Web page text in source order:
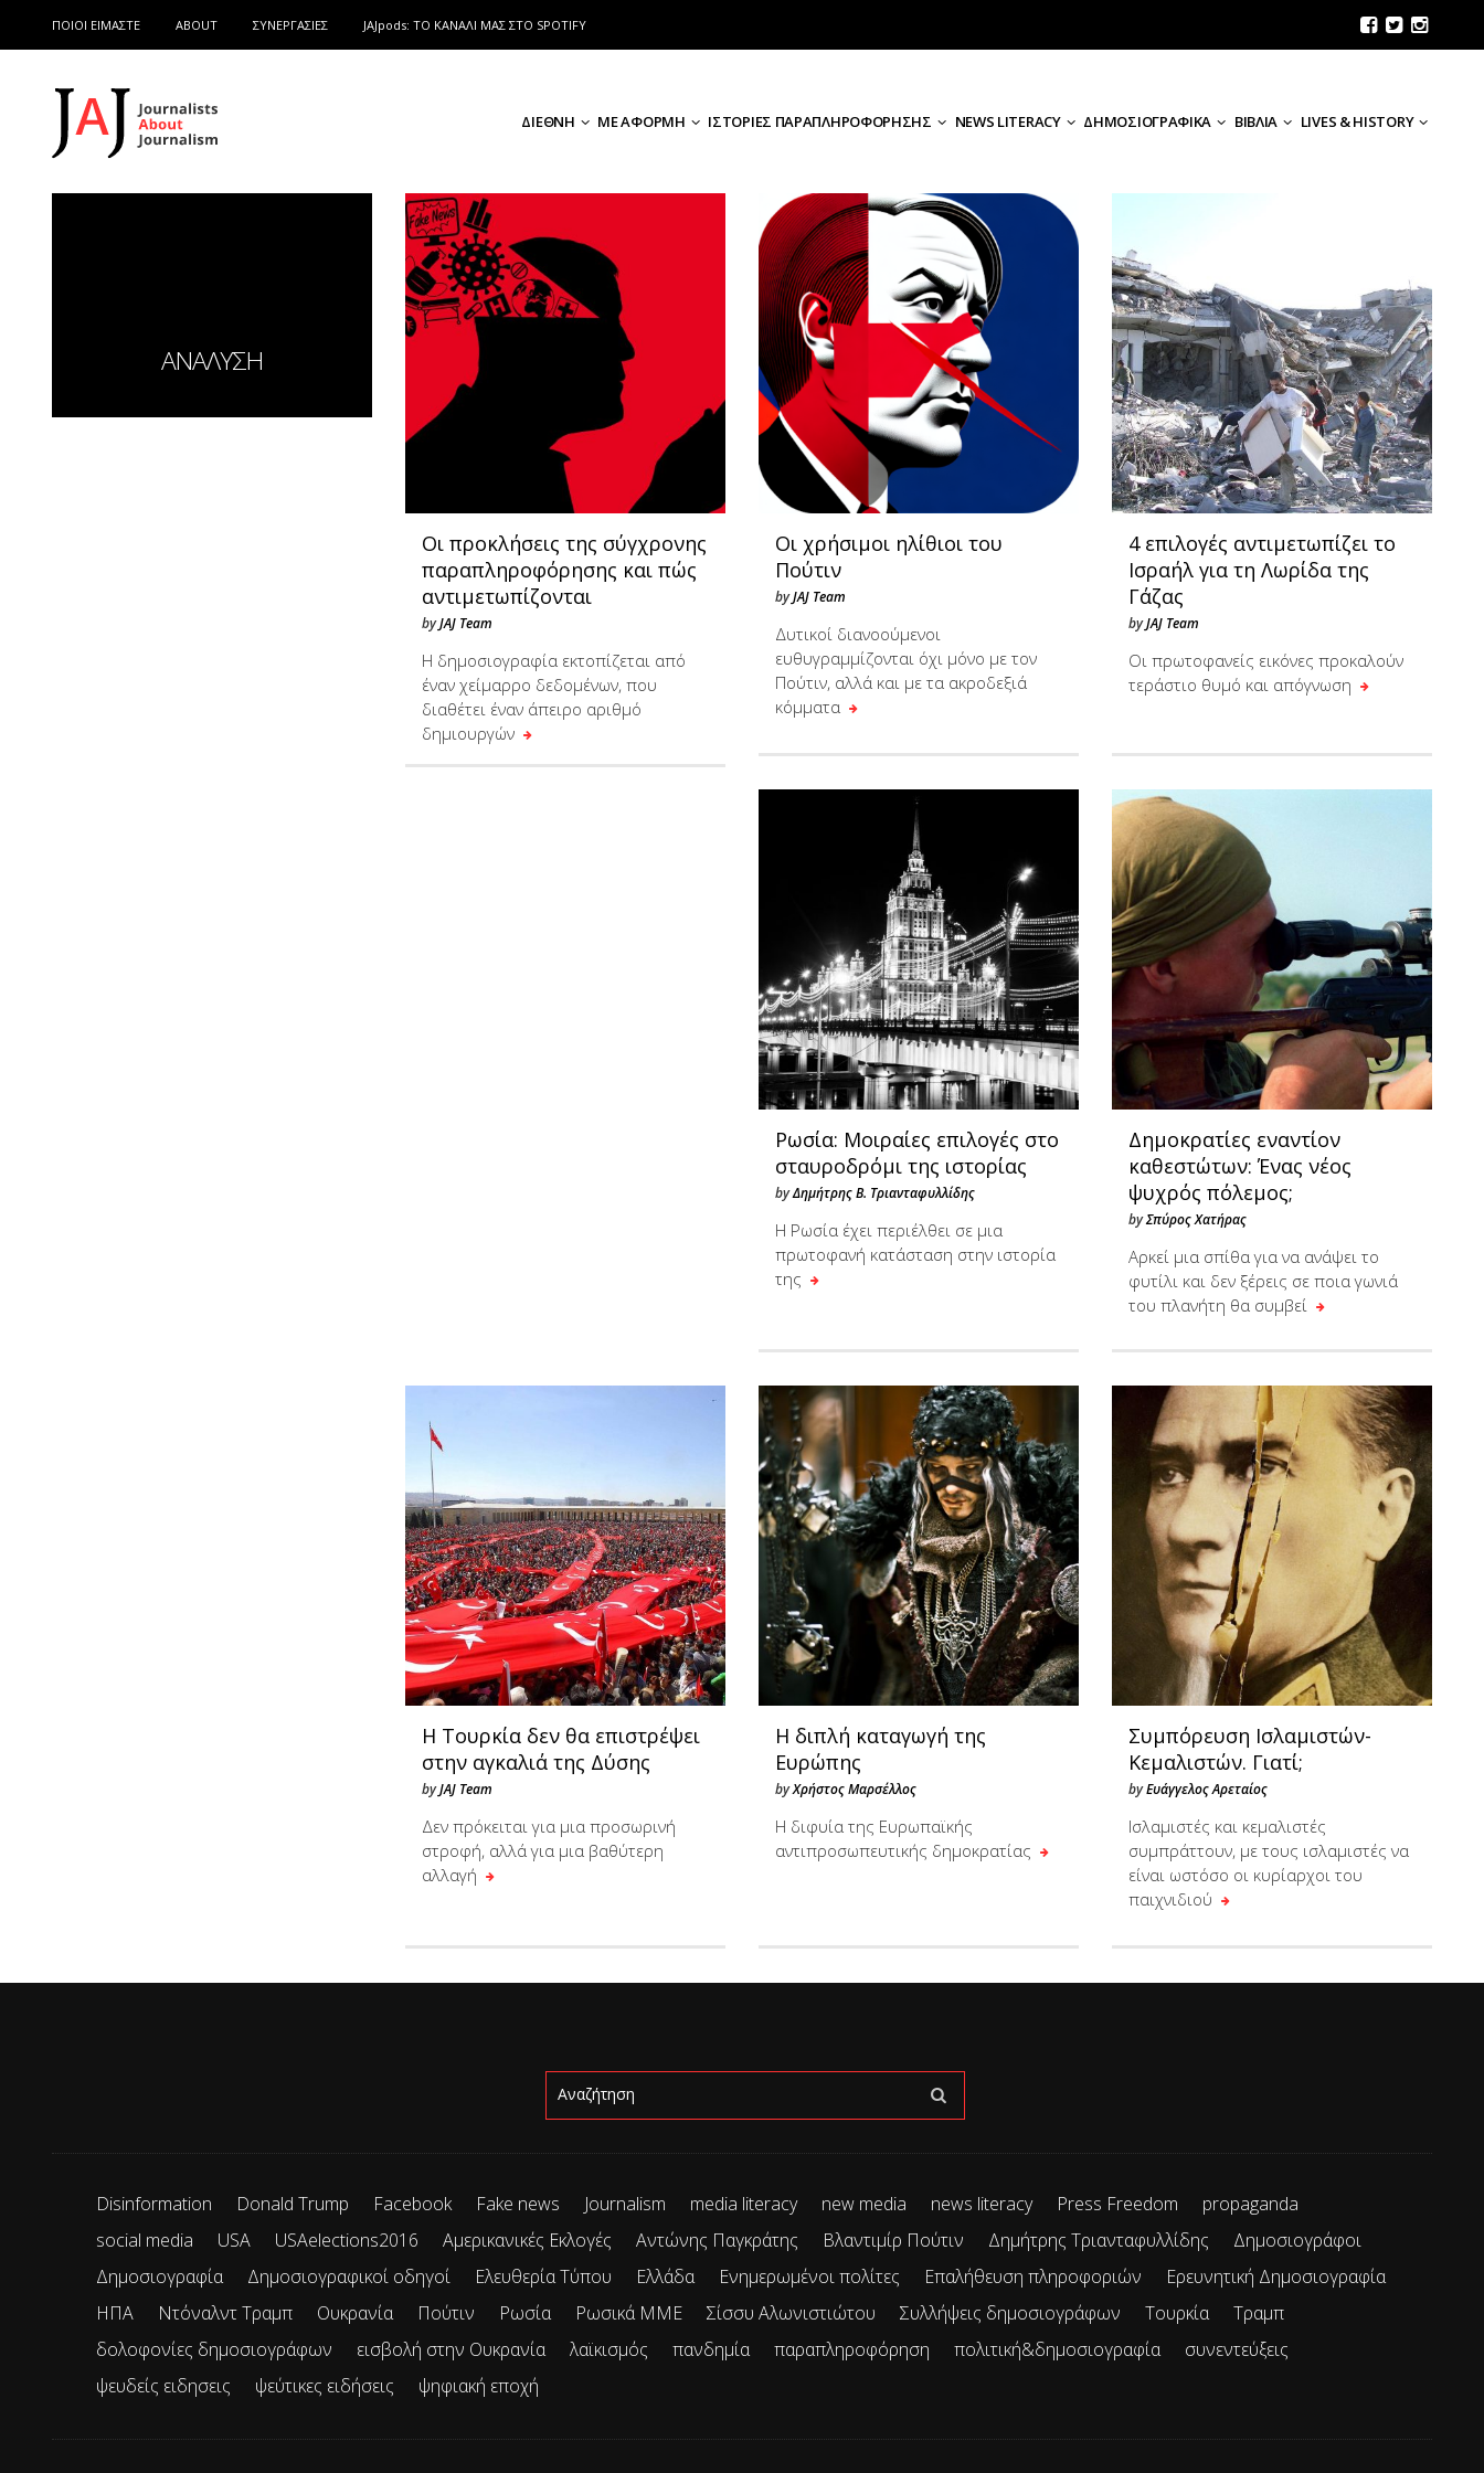
ΠΟΙΟΙ ΕΙΜΑΣΤΕ ABOUT ΣΥΝΕΡΓΑΣΙΕΣ JAJpods: TO ΚΑΝΑΛΙ ΜΑΣ ΣΤΟ SPOTIFY
ΔΙΕΘΝΗ ΜΕ ΑΦΟΡΜΗ ΙΣΤΟΡΙΕΣ ΠΑΡΑΠΛΗΡΟΦΟΡΗΣΗΣ NEWS LITERACY ΔΗΜΟΣΙΟΓΡΑΦΙΚΑ ΒΙΒΛΙΑ LIVES & HISTORY
ΑΝΑΛΥΣΗ
Οι προκλήσεις της σύγχρονης
παραπληροφόρησης και πώς
αντιμετωπίζονται
byJAJ Team
Η δημοσιογραφία εκτοπίζεται από
έναν χείμαρρο δεδομένων, που
διαθέτει έναν άπειρο αριθμό
δημιουργών
Οι χρήσιμοι ηλίθιοι του
Πούτιν
byJAJ Team
Δυτικοί διανοούμενοι
ευθυγραμμίζονται όχι μόνο με τον
Πούτιν, αλλά και με τα ακροδεξιά
κόμματα
4 επιλογές αντιμετωπίζει το
Ισραήλ για τη Λωρίδα της
Γάζας
byJAJ Team
Οι πρωτοφανείς εικόνες προκαλούν
τεράστιο θυμό και απόγνωση
Ρωσία: Μοιραίες επιλογές στο
σταυροδρόμι της ιστορίας
byΔημήτρης Β. Τριανταφυλλίδης
H Ρωσία έχει περιέλθει σε μια
πρωτοφανή κατάσταση στην ιστορία
της
Δημοκρατίες εναντίον
καθεστώτων: Ένας νέος
ψυχρός πόλεμος;
byΣπύρος Χατήρας
Αρκεί μια σπίθα για να ανάψει το
φυτίλι και δεν ξέρεις σε ποια γωνιά
του πλανήτη θα συμβεί
Η Τουρκία δεν θα επιστρέψει
στην αγκαλιά της Δύσης
byJAJ Team
Δεν πρόκειται για μια προσωρινή
στροφή, αλλά για μια βαθύτερη
αλλαγή
Η διπλή καταγωγή της
Ευρώπης
byΧρήστος Μαρσέλλος
Η διφυία της Ευρωπαϊκής
αντιπροσωπευτικής δημοκρατίας
Συμπόρευση Ισλαμιστών-
Κεμαλιστών. Γιατί;
byΕυάγγελος Αρεταίος
Ισλαμιστές και κεμαλιστές
συμπράττουν, με τους ισλαμιστές να
είναι ωστόσο οι κυρίαρχοι του
παιχνιδιού
Disinformation Donald Trump Facebook Fake news Journalism media literacy new media news literacy Press Freedom
propaganda
social media
USA USAelections2016 Αμερικανικές Εκλογές Αντώνης Παγκράτης Βλαντιμίρ Πούτιν Δημήτρης Τριανταφυλλίδης
Δημοσιογράφοι
Δημοσιογραφία
Δημοσιογραφικοί οδηγοί Ελευθερία Τύπου Ελλάδα Ενημερωμένοι πολίτες Επαλήθευση πληροφοριών
Ερευνητική Δημοσιογραφία
ΗΠΑ
Ντόναλντ Τραμπ Ουκρανία Πούτιν Ρωσία Ρωσικά ΜΜΕ Σίσσυ Αλωνιστιώτου Συλλήψεις δημοσιογράφων Τουρκία
Τραμπ
δολοφονίες δημοσιογράφων
εισβολή στην Ουκρανία λαϊκισμός πανδημία παραπληροφόρηση πολιτική&δημοσιογραφία
συνεντεύξεις
ψευδείς ειδησεις
ψεύτικες ειδήσεις ψηφιακή εποχή